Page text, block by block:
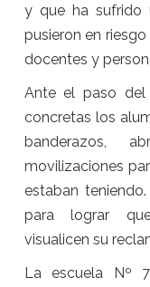
y que ha sufrido
pusieron en
docentes y
Ante el paso
concretas los
banderazos,
movilizaciones
estaban
para lograr
visualicen su
La escuela Nº